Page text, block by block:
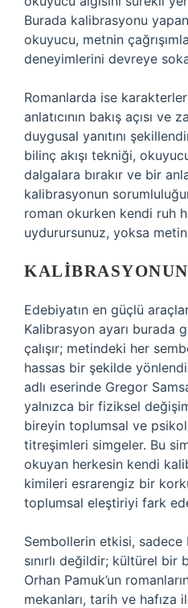
Burada kalibrasyonu
okuyucu, metnin
deneyimlerini devreye
Romanlarda ise
anlatıcının bakış açısı ve
duygusal yanıtını
bilinç akışı tekniği,
dalgalara bırakır ve bir
kalibrasyonun
roman okurken kendi ruh
uydurursunuz, yoksa
Edebiyatın en güçlü
Kalibrasyon ayarı burada
çalışır; metindeki her
hassas bir şekilde
adlı eserinde Gregor
yalnızca bir fiziksel
bireyin toplumsal ve
titreşimleri simgeler. Bu
okuyan herkesin kendi
kimileri esrarengiz bir
toplumsal eleştiriyi fark
Sembollerin etkisi,
sınırlı değildir; kültürel
Orhan Pamuk’un
mekanları, tarih ve hafıza